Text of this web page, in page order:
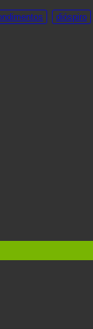
dióspiro